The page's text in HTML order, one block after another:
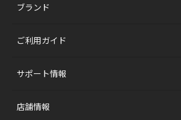
ブランド
ご利用ガイド
サポート情報
店舗情報